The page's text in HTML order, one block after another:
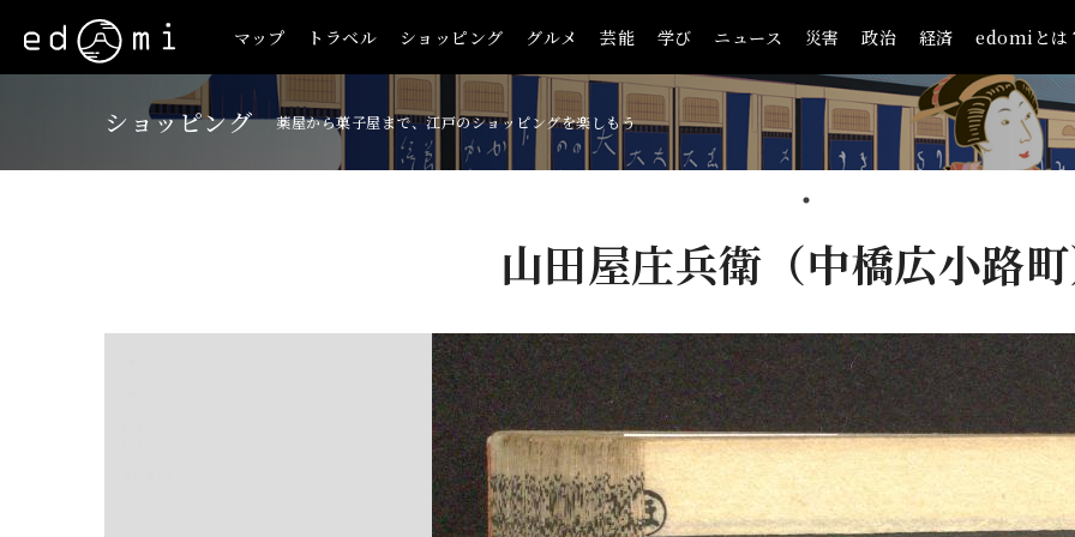
マップ トラベル ショッピング グルメ 芸能 学び ニュース 災害 政治 経済 edomiとは
ショッピング 薬屋から菓子屋まで、江戸のショッピングを楽しもう
山田屋庄兵衛（中橋広小路